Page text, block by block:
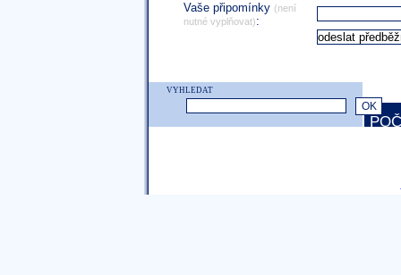
Vaše připomínky (není
nutné vyplňovat):
VYHLEDAT